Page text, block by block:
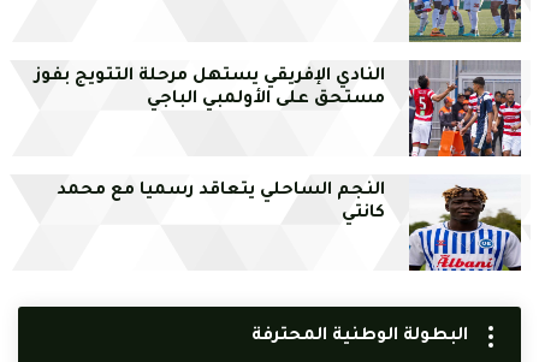
النادي الإفريقي يستهل مرحلة التتويج بفوز
مستحق على الأولمبي الباجي
النجم الساحلي يتعاقد رسميا مع محمد
كانتي
البطولة الوطنية المحترفة